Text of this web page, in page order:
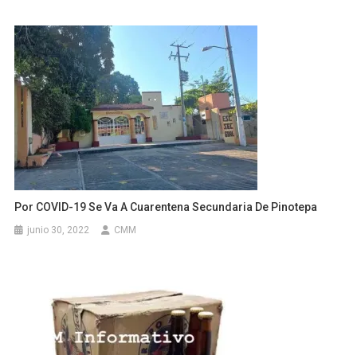
Por COVID-19 Se Va A Cuarentena Secundaria De Pinotepa
junio 30, 2022 CMM